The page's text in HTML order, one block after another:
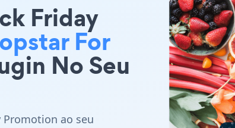
Friday
For
No Seu
Promotion ao seu